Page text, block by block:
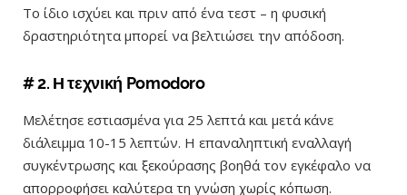
Το ίδιο ισχύει και πριν από ένα τεστ – η φυσική
δραστηριότητα μπορεί να βελτιώσει την απόδοση.
# 2. Η τεχνική Pomodoro
Μελέτησε εστιασμένα για 25 λεπτά και μετά κάνε
διάλειμμα 10-15 λεπτών. Η επαναληπτική εναλλαγή
συγκέντρωσης και ξεκούρασης βοηθά τον εγκέφαλο να
απορροφήσει καλύτερα τη γνώση χωρίς κόπωση.